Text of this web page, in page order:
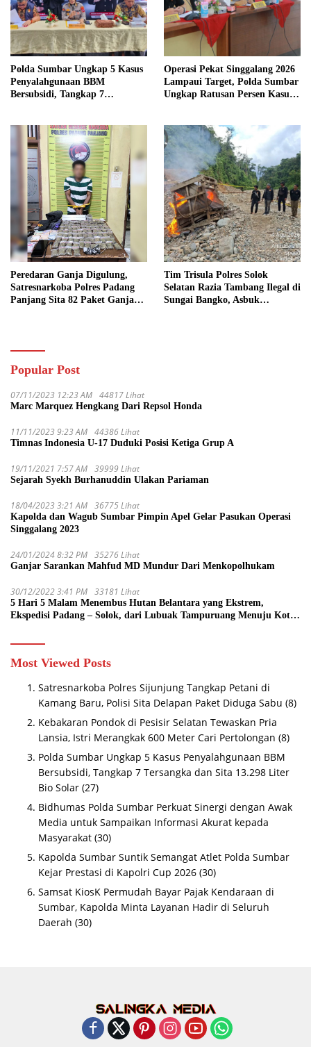
Polda Sumbar Ungkap 5 Kasus
Penyalahgunaan BBM
Bersubsidi, Tangkap 7
Operasi Pekat Singgalang 2026
Lampaui Target, Polda Sumbar
Ungkap Ratusan Persen Kasus
Peredaran Ganja Digulung,
Satresnarkoba Polres Padang
Panjang Sita 82 Paket Ganja
Tim Trisula Polres Solok
Selatan Razia Tambang Ilegal di
Sungai Bangko, Asbuk
Popular Post
07/11/2023 12:23 AM 44817 Lihat
Marc Marquez Hengkang Dari Repsol Honda
11/11/2023 9:23 AM 44386 Lihat
Timnas Indonesia U-17 Duduki Posisi Ketiga Grup A
19/11/2021 7:57 AM 39999 Lihat
Sejarah Syekh Burhanuddin Ulakan Pariaman
18/04/2023 3:21 AM 36775 Lihat
Kapolda dan Wagub Sumbar Pimpin Apel Gelar Pasukan Operasi
Singgalang 2023
24/01/2024 8:32 PM 35276 Lihat
Ganjar Sarankan Mahfud MD Mundur Dari Menkopolhukam
30/12/2022 3:41 PM 33181 Lihat
5 Hari 5 Malam Menembus Hutan Belantara yang Ekstrem,
Ekspedisi Padang – Solok, dari Lubuak Tampuruang Menuju Koto
Most Viewed Posts
Satresnarkoba Polres Sijunjung Tangkap Petani di
Kamang Baru, Polisi Sita Delapan Paket Diduga Sabu (8)
Kebakaran Pondok di Pesisir Selatan Tewaskan Pria
Lansia, Istri Merangkak 600 Meter Cari Pertolongan (8)
Polda Sumbar Ungkap 5 Kasus Penyalahgunaan BBM
Bersubsidi, Tangkap 7 Tersangka dan Sita 13.298 Liter
Bio Solar (27)
Bidhumas Polda Sumbar Perkuat Sinergi dengan Awak
Media untuk Sampaikan Informasi Akurat kepada
Masyarakat (30)
Kapolda Sumbar Suntik Semangat Atlet Polda Sumbar
Kejar Prestasi di Kapolri Cup 2026 (30)
Samsat KiosK Permudah Bayar Pajak Kendaraan di
Sumbar, Kapolda Minta Layanan Hadir di Seluruh
Daerah (30)